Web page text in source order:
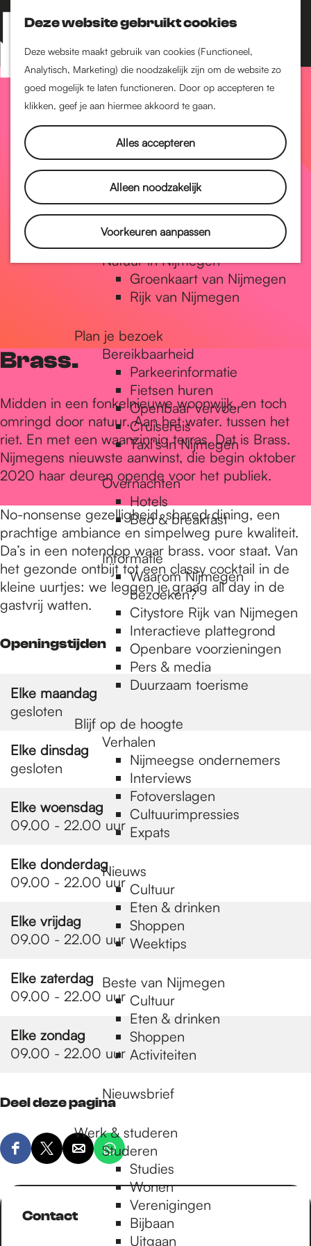
Deze website gebruikt cookies
Deze website maakt gebruik van cookies (Functioneel,
Analytisch, Marketing) die noodzakelijk zijn om de website zo
goed mogelijk te laten functioneren. Door op accepteren te
klikken, geef je aan hiermee akkoord te gaan.
Alles accepteren
Alleen noodzakelijk
Voorkeuren aanpassen
Z
o
e
k
e
K
a
a
r
t
M
e
n
Nijmegen-Nieuw-West
Dukenburg
Lindenholt
Historie
De oudste stad van
Nederland
Historische tijdlijn
Romeinse Limes
Vrede van Nijmegen
Penning
Natuur in Nijmegen
Groenkaart van Nijmegen
Rijk van Nijmegen
Plan je bezoek
Bereikbaarheid
Parkeerinformatie
Fietsen huren
Openbaar vervoer
Cruisereis
Taxi's in Nijmegen
Overnachten
Hotels
Bed & breakfast
Informatie
Waarom Nijmegen
bezoeken?
Citystore Rijk van Nijmegen
Interactieve plattegrond
Openbare voorzieningen
Pers & media
Duurzaam toerisme
Blijf op de hoogte
Verhalen
Nijmeegse ondernemers
Interviews
Fotoverslagen
Cultuurimpressies
Expats
Nieuws
Cultuur
Eten & drinken
Shoppen
Weektips
Beste van Nijmegen
Cultuur
Eten & drinken
Shoppen
Activiteiten
Nieuwsbrief
Werk & studeren
Studeren
Studies
Wonen
Verenigingen
Bijbaan
Uitgaan
Brass.
Midden in een fonkelnieuwe woonwijk, en toch
omringd door natuur. Aan het water. tussen het
riet. En met een waanzinnig terras. Dat is Brass.
Nijmegens nieuwste aanwinst, die begin oktober
2020 haar deuren opende voor het publiek.
No-nonsense gezelligheid, shared dining, een
prachtige ambiance en simpelweg pure kwaliteit.
Da’s in een notendop waar brass. voor staat. Van
het gezonde ontbijt tot een classy cocktail in de
kleine uurtjes: we leggen je graag all day in de
gastvrij watten.
Openingstijden
Elke maandag
gesloten
Elke dinsdag
gesloten
Elke woensdag
09.00 - 22.00 uur
Elke donderdag
09.00 - 22.00 uur
Elke vrijdag
09.00 - 22.00 uur
Elke zaterdag
09.00 - 22.00 uur
Elke zondag
09.00 - 22.00 uur
Deel deze pagina
D
e
D
e
l
D
e
l
D
e
d
Contact